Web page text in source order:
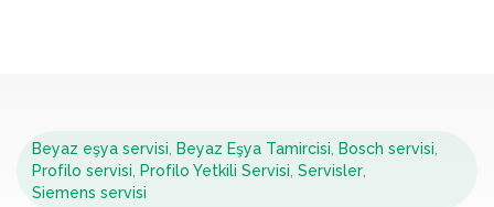
Beyaz eşya servisi Beyaz Eşya Tamircisi Bosch servisi
Profilo servisi
Profilo Yetkili Servisi Servisler
Siemens servisi